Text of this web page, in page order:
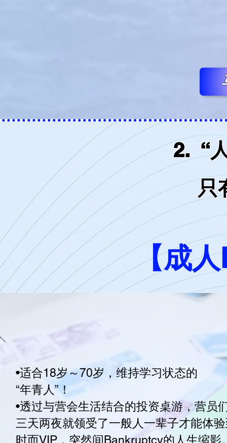
2. “
只有
【成人
•适合18岁～70岁，维持学习状态的
“年青人”！
•透过与营会生活结合的投资桌游，营员
三天两夜就领受了一般人一辈子才能体
时而VIP，突然间Bankruptcy的人生缩影